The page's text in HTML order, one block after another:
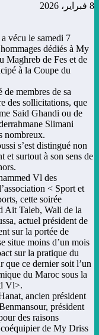
8 فبراير، 2026
vécu le samedi 7
dédiés à My
Maghreb de Fes et de
à la Coupe du
membres de sa
des sollicitations, que
Said Ghandi ou de
Slimani
nombreux.
s’est distingué non
et surtout à son sens de
Vl des
< Sport et
cette soirée
Ait Taleb, Wali de la
actuel président de
sur la portée de
situe moins d’un mois
sur la pratique du
que ce dernier soit l’un
du Maroc sous la
Vl>.
ancien président
président
des raisons
de My Driss